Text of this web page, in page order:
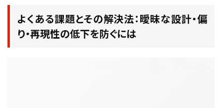
よくある課題とその解決法：曖昧な設計・偏
り・再現性の低下を防ぐには